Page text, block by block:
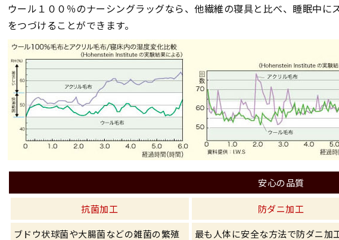
ウール１００％のナーシングラッグなら、他繊維の寝具と比べ、睡眠中
をつづけることができます。
安心の品質
抗菌加工
防ダニ加工
ブドウ状球菌や大腸菌などの雑菌の繁殖
最も人体に安全な方法で防ダニ加